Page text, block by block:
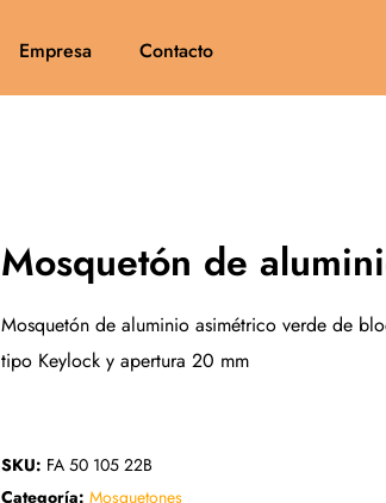
Empresa Contacto
Mosquetón de
Mosquetón de aluminio asimétrico verde de
tipo Keylock y apertura 20 mm
SKU: FA 50 105 22B
Categoría: Mosquetones